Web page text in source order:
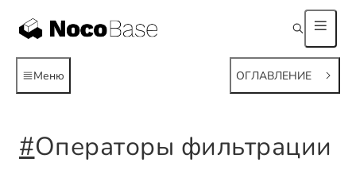
Меню ОГЛАВЛЕНИЕ
#Операторы фильтрации